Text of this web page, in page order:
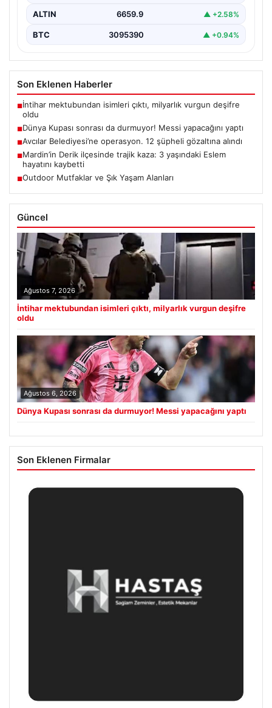
ALTIN 6659.9 ▲ +2.58%
BTC 3095390 ▲ +0.94%
Son Eklenen Haberler
■İntihar mektubundan isimleri çıktı, milyarlık vurgun deşifre
oldu
■Dünya Kupası sonrası da durmuyor! Messi yapacağını yaptı
■Avcılar Belediyesi’ne operasyon. 12 şüpheli gözaltına alındı
■Mardin’in Derik ilçesinde trajik kaza: 3 yaşındaki Eslem
hayatını kaybetti
■Outdoor Mutfaklar ve Şık Yaşam Alanları
Güncel
Ağustos 7, 2026
İntihar mektubundan isimleri çıktı, milyarlık vurgun deşifre
oldu
Ağustos 6, 2026
Dünya Kupası sonrası da durmuyor! Messi yapacağını yaptı
Son Eklenen Firmalar